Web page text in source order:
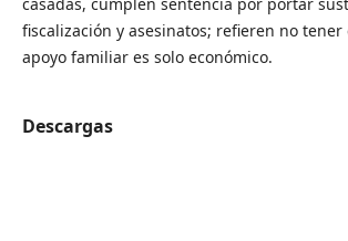
fiscalización y asesinatos; refieren no tener
apoyo familiar es solo económico.
Descargas